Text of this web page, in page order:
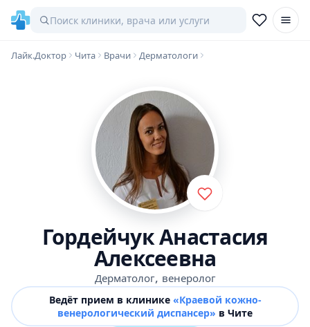
Лайк.Доктор Чита Врачи Дерматологи
Гордейчук Анастасия
Алексеевна
Дерматолог, венеролог
Ведёт прием в клинике «Краевой кожно-
венерологический диспансер» в Чите